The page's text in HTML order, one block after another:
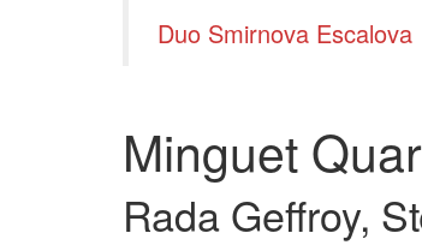
Duo Smirnova Escalova
Minguet
Rada Geffroy,